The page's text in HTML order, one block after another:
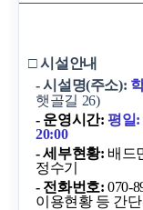
□ 시설안내
- 시설명(주소):
햇골길 26)
- 운영시간: 평일:
20:00
- 세부현황: 배드
정수기
- 전화번호: 070-
이용현황 등 간